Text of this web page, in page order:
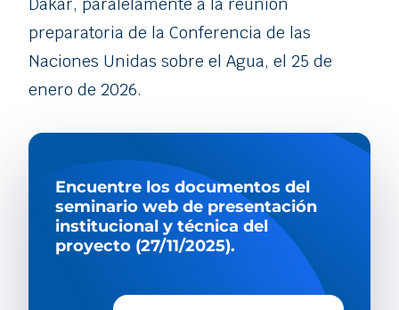
preparatoria de la Conferencia de las
Naciones Unidas sobre el Agua, el 25 de
enero de 2026.
Encuentre los documentos del
seminario web de presentación
institucional y técnica del
proyecto (27/11/2025).